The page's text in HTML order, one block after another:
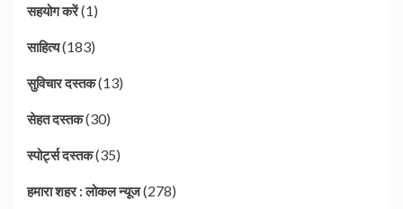
सहयोग करें(1)
साहित्य(183)
सुविचार दस्तक(13)
सेहत दस्तक(30)
स्पोर्ट्स दस्तक(35)
हमारा शहर : लोकल न्यूज(278)